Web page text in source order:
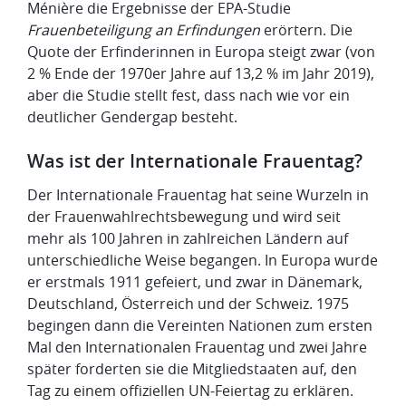
Ménière die Ergebnisse der EPA-Studie
Frauenbeteiligung an Erfindungen erörtern. Die
Quote der Erfinderinnen in Europa steigt zwar (von
2 % Ende der 1970er Jahre auf 13,2 % im Jahr 2019),
aber die Studie stellt fest, dass nach wie vor ein
deutlicher Gendergap besteht.
Was ist der Internationale Frauentag?
Der Internationale Frauentag hat seine Wurzeln in
der Frauenwahlrechtsbewegung und wird seit
mehr als 100 Jahren in zahlreichen Ländern auf
unterschiedliche Weise begangen. In Europa wurde
er erstmals 1911 gefeiert, und zwar in Dänemark,
Deutschland, Österreich und der Schweiz. 1975
begingen dann die Vereinten Nationen zum ersten
Mal den Internationalen Frauentag und zwei Jahre
später forderten sie die Mitgliedstaaten auf, den
Tag zu einem offiziellen UN-Feiertag zu erklären.